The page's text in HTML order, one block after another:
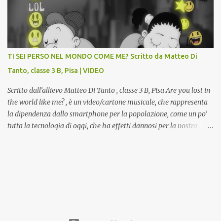
la Gipsoteca in un laboratorio didattico.Venti ragazzi del Liceo
potranno studiare e riscoprire: i Gessi storici dell’ex-Istituto d’Arte,
attualmente musealizzati nella Gipsoteca della Biblioteca
Comunale "Peppino Impastato" di Cascina. Quadri, disegni,
progetti di arredamento e di mobili, intarsi ed intagli lignei
da allievi e studenti dell’Istituto d’Arte durante il...
TI SEI PERSO NEL MONDO COME ME? Scritto da Matteo Di
Tanto, classe 3 B, Pisa | VIDEO
Scritto dall’allievo Matteo Di Tanto , classe 3 B, Pisa Are you lost in
the world like me? , è un video/cartone musicale, che rappresenta
la dipendenza dallo smartphone per la popolazione, come un po’
tutta la tecnologia di oggi, che ha effetti dannosi per la nostra